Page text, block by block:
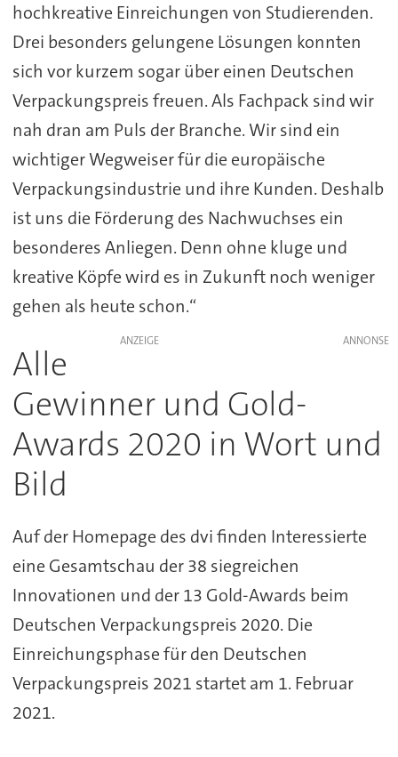
hochkreative Einreichungen von Studierenden.
Drei besonders gelungene Lösungen konnten
sich vor kurzem sogar über einen Deutschen
Verpackungspreis freuen. Als Fachpack sind wir
nah dran am Puls der Branche. Wir sind ein
wichtiger Wegweiser für die europäische
Verpackungsindustrie und ihre Kunden. Deshalb
ist uns die Förderung des Nachwuchses ein
besonderes Anliegen. Denn ohne kluge und
kreative Köpfe wird es in Zukunft noch weniger
gehen als heute schon.“
ANZEIGE
Alle
Gewinner und Gold-
Awards 2020 in Wort und
Bild
Auf der Homepage des dvi finden Interessierte
eine Gesamtschau der 38 siegreichen
Innovationen und der 13 Gold-Awards beim
Deutschen Verpackungspreis 2020. Die
Einreichungsphase für den Deutschen
Verpackungspreis 2021 startet am 1. Februar
2021.